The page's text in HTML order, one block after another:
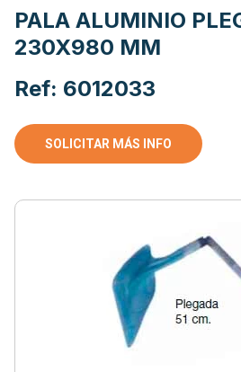
PALA ALUMINIO
230X980 MM
Ref: 6012033
SOLICITAR MÁS INFO